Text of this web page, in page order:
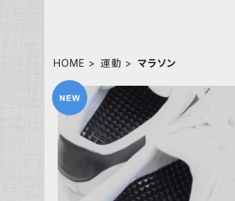
HOME 運動 マラソン
『ほぐソール』２足セット（４枚）＋今だ
け１足分（２枚）追加プレゼント
¥3,300